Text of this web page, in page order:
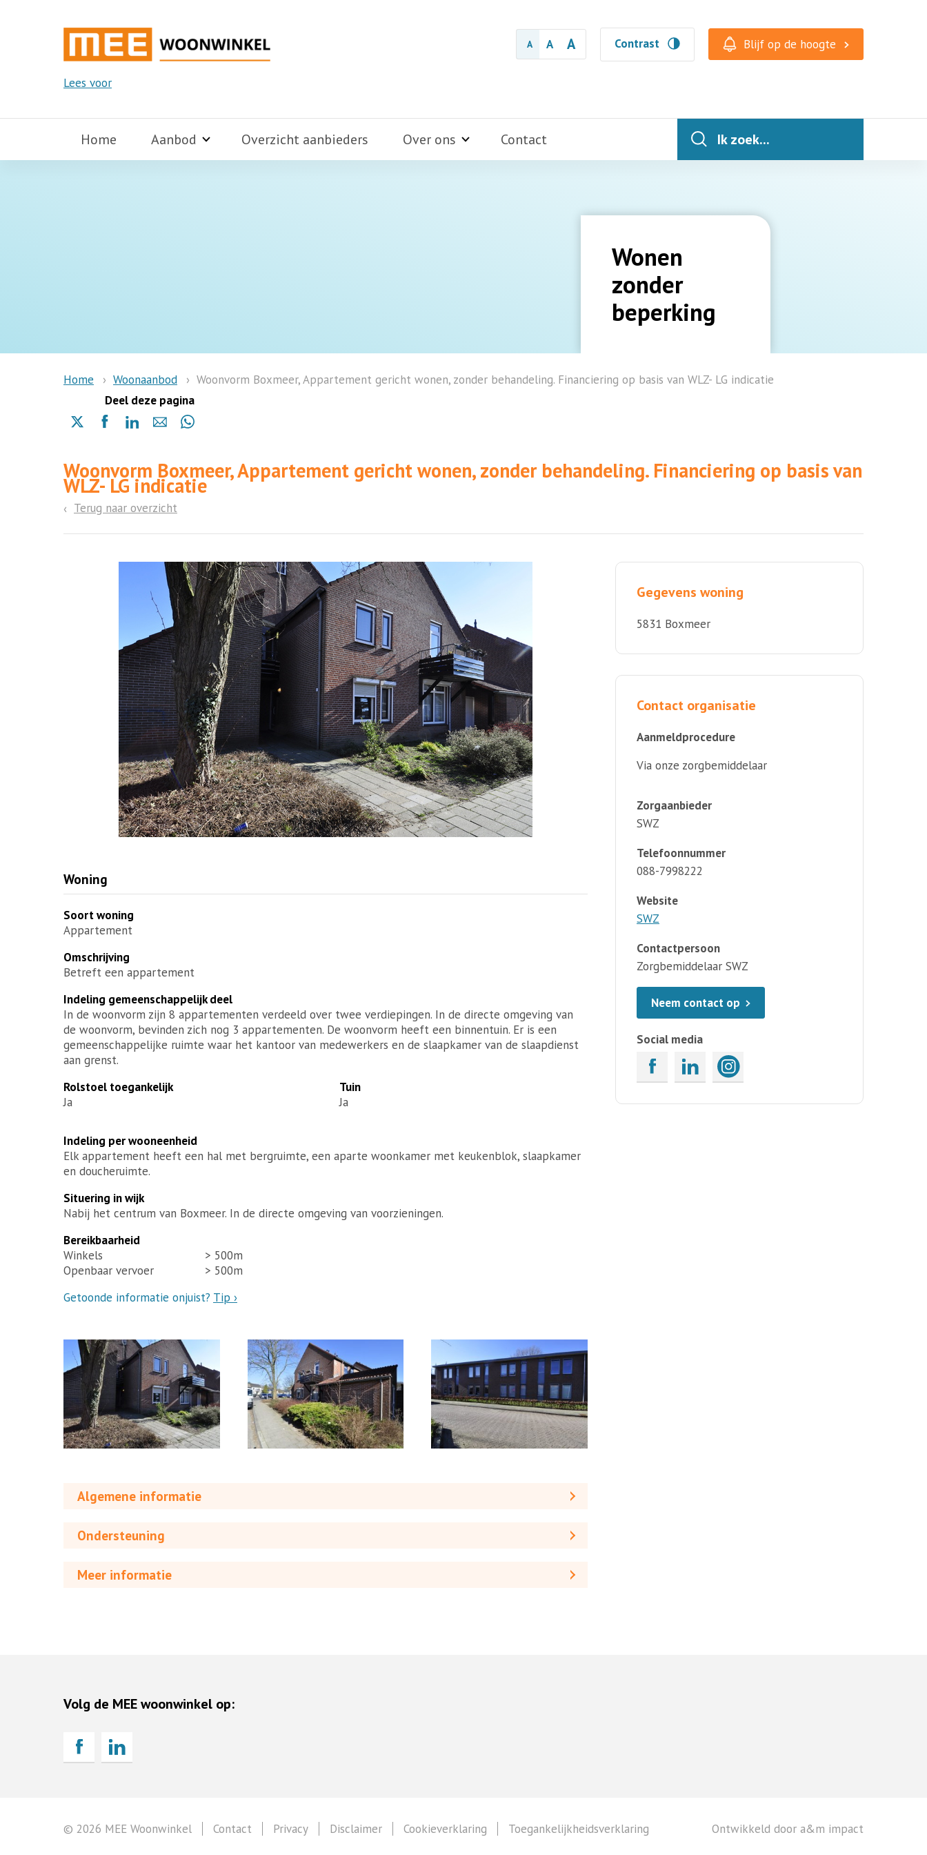
A A A Contrast Blijf op de hoogte
Lees voor
Home Aanbod Overzicht aanbieders Over ons Contact Ik zoek...
Wonen
zonder
beperking
Home Woonaanbod
Woonvorm Boxmeer, Appartement gericht wonen, zonder behandeling. Financiering op basis van WLZ- LG indicatie
Deel deze pagina
Delen
(opent
in
een
nieuwe
Delen
(opent
in
een
nieuwe
Delen
(opent
in
een
nieuwe
Delen
mail
Delen
(opent
in
pagina)
Woonvorm Boxmeer, Appartement gericht wonen, zonder behandeling. Financiering op basis van
WLZ- LG indicatie
Terug naar overzicht
Woning
Soort woning
Appartement
Omschrijving
Betreft een appartement
Indeling gemeenschappelijk deel
In de woonvorm zijn 8 appartementen verdeeld over twee verdiepingen. In de directe omgeving van
de woonvorm, bevinden zich nog 3 appartementen. De woonvorm heeft een binnentuin. Er is een
gemeenschappelijke ruimte waar het kantoor van medewerkers en de slaapkamer van de slaapdienst
aan grenst.
Rolstoel toegankelijk
Ja
Tuin
Ja
Indeling per wooneenheid
Elk appartement heeft een hal met bergruimte, een aparte woonkamer met keukenblok, slaapkamer
en doucheruimte.
Situering in wijk
Nabij het centrum van Boxmeer. In de directe omgeving van voorzieningen.
Bereikbaarheid
Winkels
> 500m
Openbaar vervoer
> 500m
Getoonde informatie onjuist? Tip ›
Algemene informatie
Ondersteuning
Meer informatie
Gegevens woning
5831 Boxmeer
Contact organisatie
Aanmeldprocedure
Via onze zorgbemiddelaar
Zorgaanbieder
SWZ
Telefoonnummer
088-7998222
Website
SWZ
Contactpersoon
Zorgbemiddelaar SWZ
Neem contact op
Social media
Volg de MEE woonwinkel op:
© 2026 MEE Woonwinkel Ontwikkeld door a&m impact
Contact Privacy Disclaimer Cookieverklaring Toegankelijkheidsverklaring